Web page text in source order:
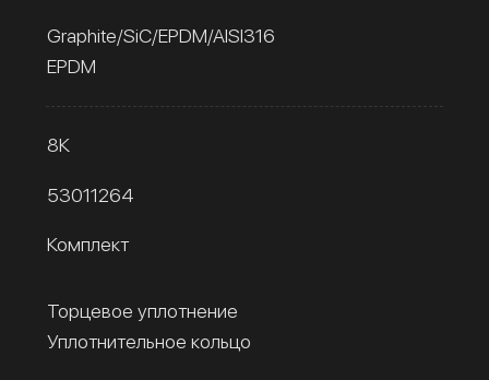
Graphite/SiC/EPDM/AISI316
EPDM
8К
53011264
Комплект
Торцевое уплотнение
Уплотнительное кольцо